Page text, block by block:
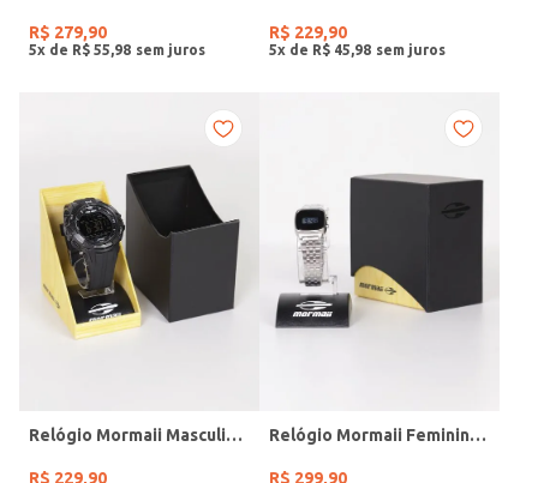
R$ 279,90
5x de R$ 55 98
R$ 229,90
5x de R$ 45 98
Relógio Mormaii Masculino PRETO
R$ 229,90
Relógio Mormaii Feminino PRATA
R$ 299,90